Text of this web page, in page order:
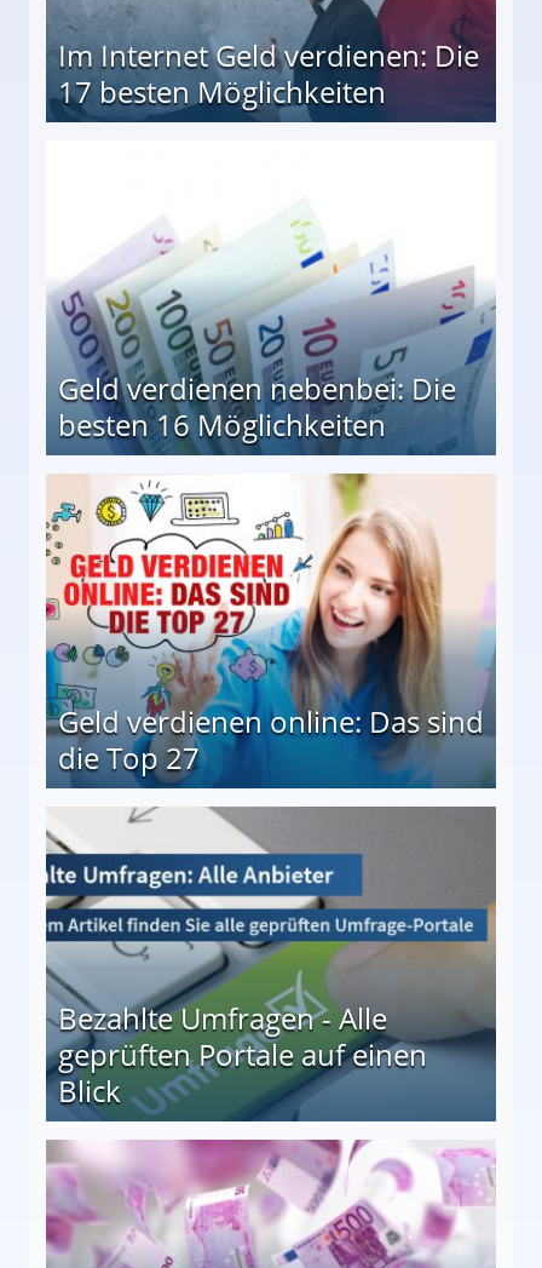
Im Internet Geld verdienen: Die
17 besten Möglichkeiten
Geld verdienen nebenbei: Die
besten 16 Möglichkeiten
Geld verdienen online: Das sind
die Top 27
Bezahlte Umfragen - Alle
geprüften Portale auf einen
Blick
auf einen Blick